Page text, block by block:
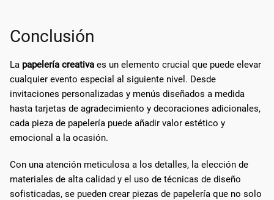
Conclusión
La papelería creativa es un elemento crucial que puede elevar
cualquier evento especial al siguiente nivel. Desde
invitaciones personalizadas y menús diseñados a medida
hasta tarjetas de agradecimiento y decoraciones adicionales,
cada pieza de papelería puede añadir valor estético y
emocional a la ocasión.
Con una atención meticulosa a los detalles, la elección de
materiales de alta calidad y el uso de técnicas de diseño
sofisticadas, se pueden crear piezas de papelería que no solo